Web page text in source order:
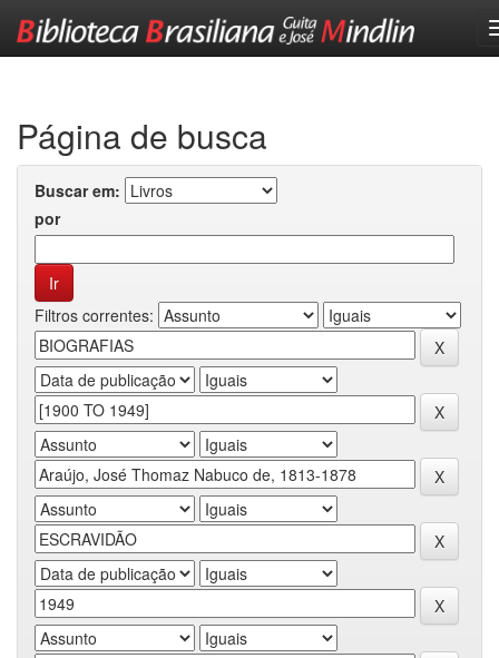
Página de busca
Buscar em:
por
Filtros correntes: